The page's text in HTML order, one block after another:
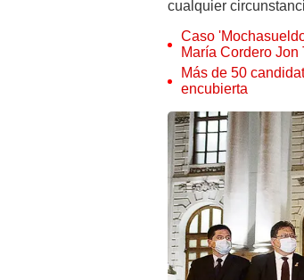
María Cordero Jon
Más de 50
encubierta